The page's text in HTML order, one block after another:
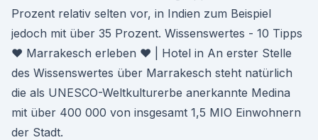
Prozent relativ selten vor, in Indien zum Beispiel
jedoch mit über 35 Prozent. Wissenswertes - 10 Tipps
♥ Marrakesch erleben ♥ | Hotel in An erster Stelle
des Wissenswertes über Marrakesch steht natürlich
die als UNESCO-Weltkulturerbe anerkannte Medina
mit über 400 000 von insgesamt 1,5 MIO Einwohnern
der Stadt.